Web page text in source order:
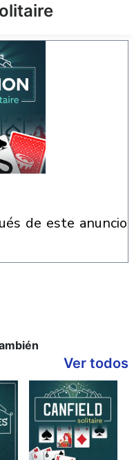
de este anuncio
Ver todos